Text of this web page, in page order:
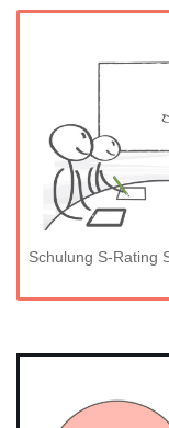
Schulung S-Rating